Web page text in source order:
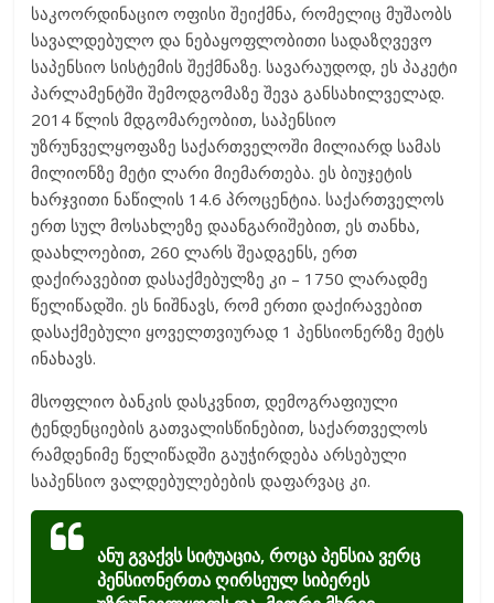
საკოორდინაციო ოფისი შეიქმნა, რომელიც მუშაობს
სავალდებულო და ნებაყოფლობითი სადაზღვევო
საპენსიო სისტემის შექმნაზე. სავარაუდოდ, ეს პაკეტი
პარლამენტში შემოდგომაზე შევა განსახილველად.
2014 წლის მდგომარეობით, საპენსიო
უზრუნველყოფაზე საქართველოში მილიარდ სამას
მილიონზე მეტი ლარი მიემართება. ეს ბიუჯეტის
ხარჯვითი ნაწილის 14.6 პროცენტია. საქართველოს
ერთ სულ მოსახლეზე დაანგარიშებით, ეს თანხა,
დაახლოებით, 260 ლარს შეადგენს, ერთ
დაქირავებით დასაქმებულზე კი – 1750 ლარადმე
წელიწადში. ეს ნიშნავს, რომ ერთი დაქირავებით
დასაქმებული ყოველთვიურად 1 პენსიონერზე მეტს
ინახავს.
მსოფლიო ბანკის დასკვნით, დემოგრაფიული
ტენდენციების გათვალისწინებით, საქართველოს
რამდენიმე წელიწადში გაუჭირდება არსებული
საპენსიო ვალდებულებების დაფარვაც კი.
ანუ გვაქვს სიტუაცია, როცა პენსია ვერც
პენსიონერთა ღირსეულ სიბერეს